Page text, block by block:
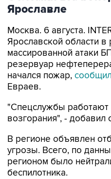
Ярославле
Москва. 6 августа.
Ярославской области в
массированной атаки
резервуар
начался пожар, сообщил
Евраев.
"Спецслужбы работают
возгорания", - добавил
В регионе объявлен
угрозы. Всего, по
регионом было
беспилотника.